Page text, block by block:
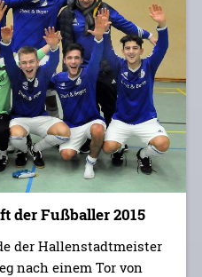
der Fußballer 2015
der Hallenstadtmeister
nach einem Tor von